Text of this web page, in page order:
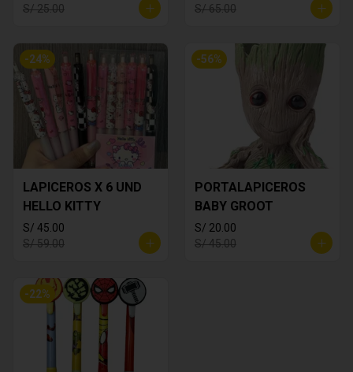
S/ 25.00
S/ 65.00
-24%
LAPICEROS X 6 UND
HELLO KITTY
S/ 45.00
S/ 59.00
-56%
PORTALAPICEROS
BABY GROOT
S/ 20.00
S/ 45.00
-22%